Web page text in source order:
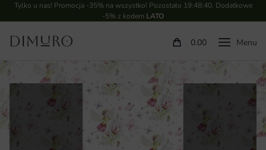
Tylko u nas! Promocja -35% na wszystko! Pozostało 19:48:40. Dodatkowe
-5% z kodem LATO
0.00